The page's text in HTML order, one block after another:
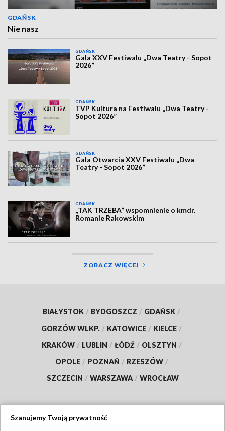
GDAŃSK
Nie nasz
GDAŃSK
Gala XXV Festiwalu „Dwa Teatry - Sopot
2026”
GDAŃSK
TVP Kultura na Festiwalu „Dwa Teatry -
Sopot 2026”
GDAŃSK
Gala Otwarcia XXV Festiwalu „Dwa
Teatry - Sopot 2026”
GDAŃSK
„TAK TRZEBA” wspomnienie o kmdr.
Romanie Rakowskim
ZOBACZ WIĘCEJ
BIAŁYSTOK / BYDGOSZCZ / GDAŃSK /
GORZÓW WLKP. / KATOWICE / KIELCE /
KRAKÓW / LUBLIN / ŁÓDŹ / OLSZTYN /
OPOLE / POZNAŃ / RZESZÓW /
SZCZECIN / WARSZAWA / WROCŁAW
Szanujemy Twoją prywatność